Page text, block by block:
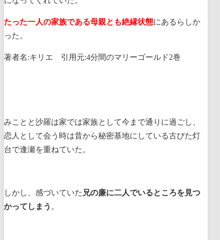
たった一人の家族である母親とも絶縁状態にあるらしか
った。
著者名:キリエ 引用元:4分間のマリーゴールド2巻
みことと沙羅は家では家族として今まで通りに過ごし、
恋人として会う時は昔から秘密基地にしている古びた灯
台で逢瀬を重ねていた。
しかし、感づいていた 兄の廉に二人でいるところを見つ
かってしまう 。